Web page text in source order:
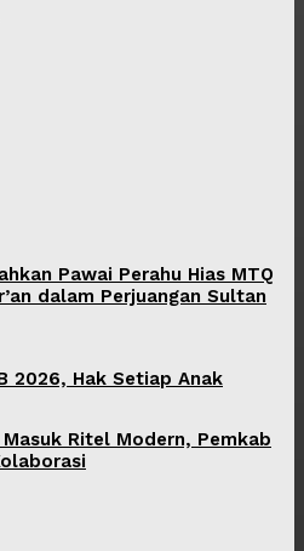
Pawai Perahu Hias MTQ
dalam Perjuangan Sultan
2026, Hak Setiap Anak
Ritel Modern, Pemkab